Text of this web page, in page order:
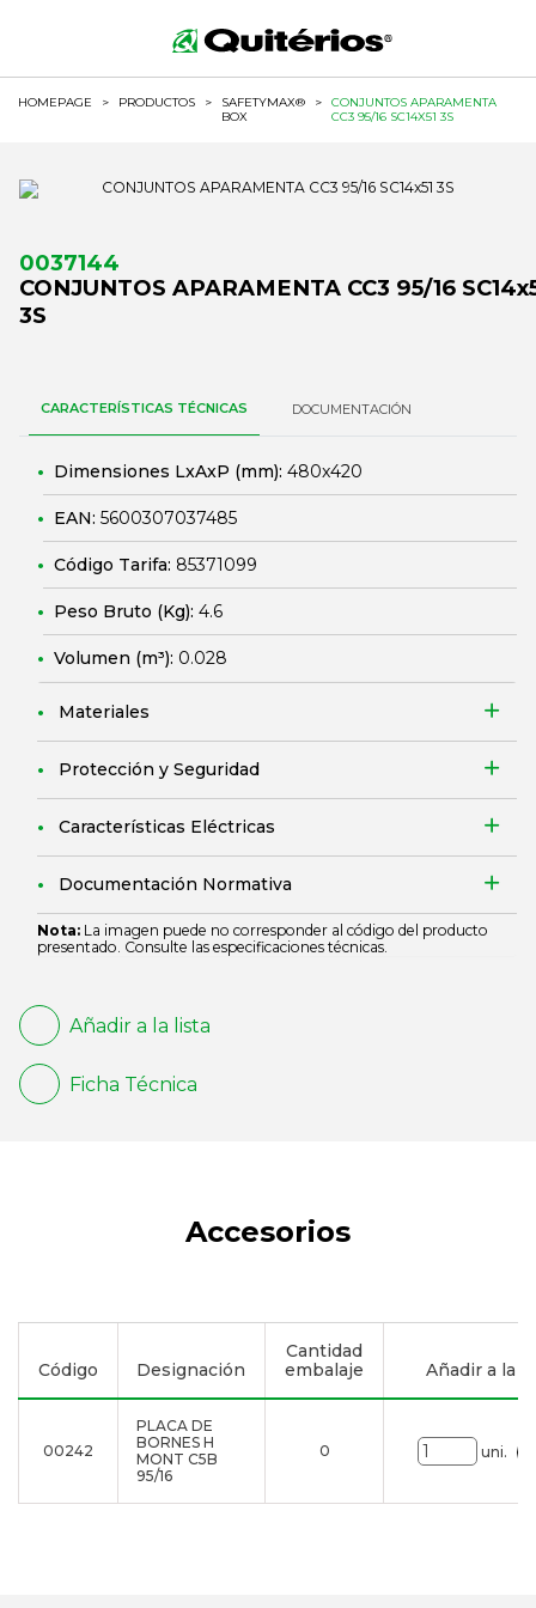
HOMEPAGE > PRODUCTOS >
SAFETYMAX®
BOX
>
CONJUNTOS APARAMENTA
CC3 95/16 SC14X51 3S
0037144
CONJUNTOS APARAMENTA CC3 95/16
3S
CARACTERÍSTICAS TÉCNICAS DOCUMENTACIÓN
Dimensiones LxAxP (mm): 480x420
EAN: 5600307037485
Código Tarifa: 85371099
Peso Bruto (Kg): 4.6
Volumen (m³): 0.028
Materiales
Protección y Seguridad
Características Eléctricas
Documentación Normativa
Nota: La imagen puede no corresponder al código del producto
presentado. Consulte las especificaciones técnicas.
Añadir a la lista
Ficha Técnica
Accesorios
Código Designación
Cantidad
embalaje
Añadir a la
00242
PLACA DE
BORNES H
MONT C5B
95/16
0 uni.